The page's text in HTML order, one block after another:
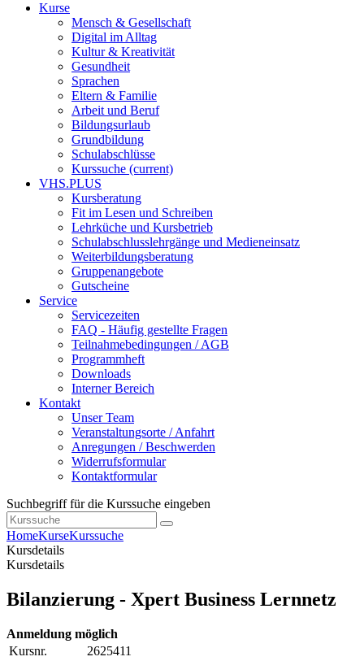
Kurse
Mensch & Gesellschaft
Digital im Alltag
Kultur & Kreativität
Gesundheit
Sprachen
Eltern & Familie
Arbeit und Beruf
Bildungsurlaub
Grundbildung
Schulabschlüsse
Kurssuche (current)
VHS.PLUS
Kursberatung
Fit im Lesen und Schreiben
Lehrküche und Kursbetrieb
Schulabschlusslehrgänge und Medieneinsatz
Weiterbildungsberatung
Gruppenangebote
Gutscheine
Service
Servicezeiten
FAQ - Häufig gestellte Fragen
Teilnahmebedingungen / AGB
Programmheft
Downloads
Interner Bereich
Kontakt
Unser Team
Veranstaltungsorte / Anfahrt
Anregungen / Beschwerden
Widerrufsformular
Kontaktformular
Suchbegriff für die Kurssuche eingeben
HomeKurseKurssuche
Kursdetails
Kursdetails
Bilanzierung - Xpert Business Lernnetz
Anmeldung möglich
Kursnr.
2625411